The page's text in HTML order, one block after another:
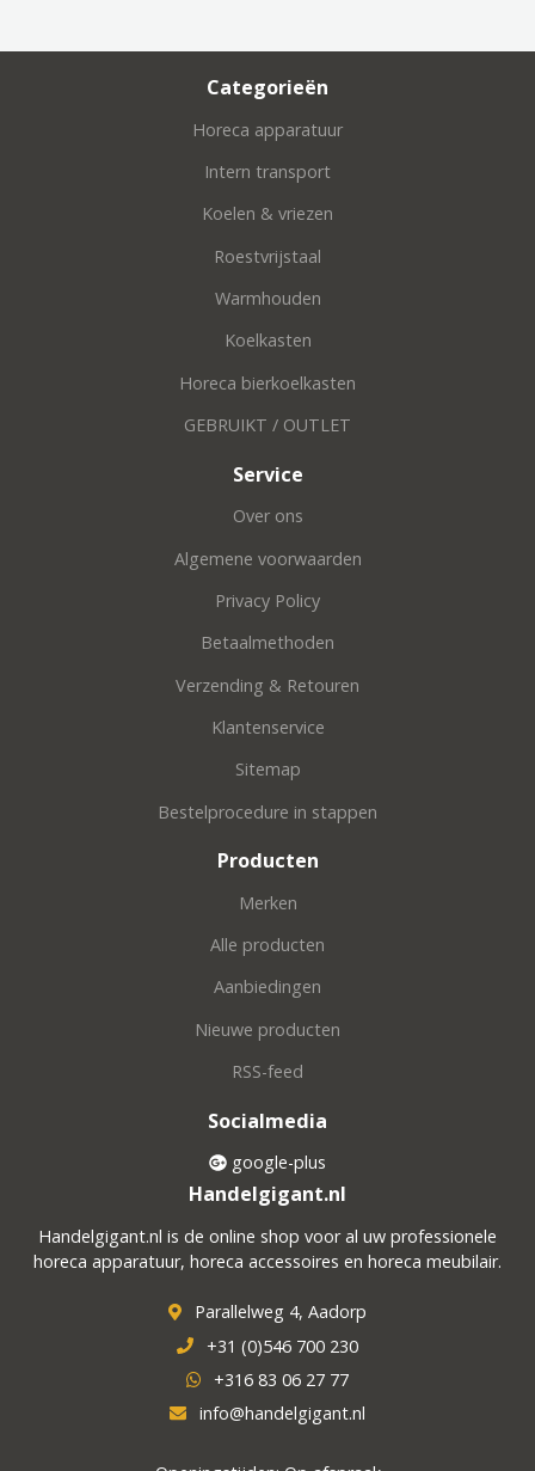
Categorieën
Horeca apparatuur
Intern transport
Koelen & vriezen
Roestvrijstaal
Warmhouden
Koelkasten
Horeca bierkoelkasten
GEBRUIKT / OUTLET
Service
Over ons
Algemene voorwaarden
Privacy Policy
Betaalmethoden
Verzending & Retouren
Klantenservice
Sitemap
Bestelprocedure in stappen
Producten
Merken
Alle producten
Aanbiedingen
Nieuwe producten
RSS-feed
Socialmedia
google-plus
Handelgigant.nl
Handelgigant.nl is de online shop voor al uw professionele
horeca apparatuur, horeca accessoires en horeca meubilair.
Parallelweg 4, Aadorp
+31 (0)546 700 230
+316 83 06 27 77
info@handelgigant.nl